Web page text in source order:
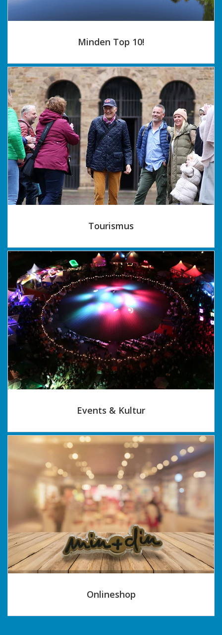
Minden Top 10!
Tourismus
Events & Kultur
Onlineshop